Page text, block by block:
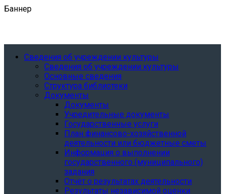
Баннер
Сведения об учреждении культуры
Сведения об учреждении культуры
Основные сведения
Структура библиотеки
Документы
Документы
Учредительные документы
Государственные услуги
План финансово-хозяйственной
деятельности или бюджетные сметы
Информация о выполнении
государственного (муниципального)
задания
Отчёт о результатах деятельности
Результаты независимой оценки